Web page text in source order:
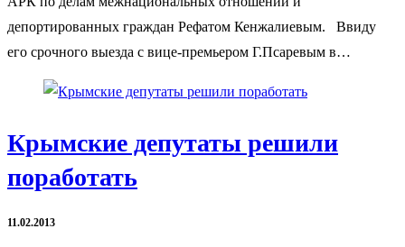
депортированных граждан Рефатом Кенжалиевым. Ввиду
его срочного выезда с вице-премьером Г.Псаревым в…
Крымские депутаты решили
поработать
11.02.2013